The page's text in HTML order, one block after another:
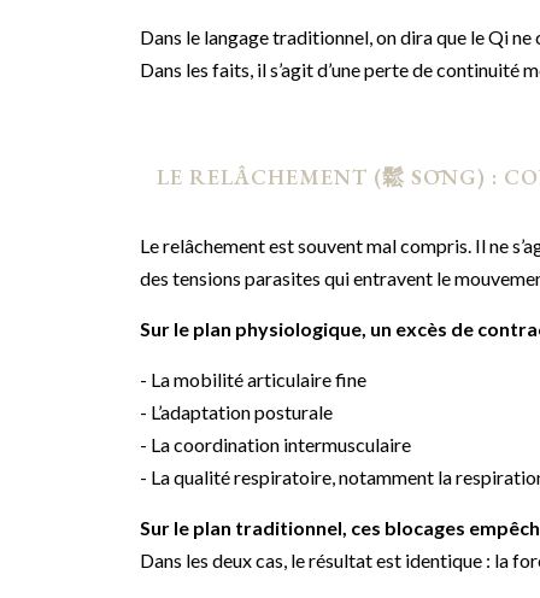
Dans le langage traditionnel, on dira que le Qi ne
Dans les faits, il s’agit d’une perte de continuité
LE RELÂCHEMENT (鬆 SŌNG) :
Le relâchement est souvent mal compris. Il ne
des tensions parasites qui entravent le
Sur le plan physiologique, un excès de
- La mobilité articulaire fine
- L’adaptation posturale
- La coordination intermusculaire
- La qualité respiratoire, notamment la
Sur le plan traditionnel, ces blocages
Dans les deux cas, le résultat est identique : la